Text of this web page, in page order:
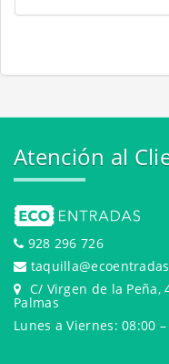
Atención al
928 296 726
C/ Virgen de la Peña,
Palmas
Lunes a Viernes: 08:00